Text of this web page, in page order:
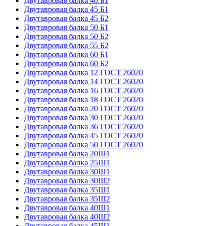
Двутавровая балка 45 Б1
Двутавровая балка 45 Б2
Двутавровая балка 50 Б1
Двутавровая балка 50 Б2
Двутавровая балка 55 Б2
Двутавровая балка 60 Б1
Двутавровая балка 60 Б2
Двутавровая балка 12 ГОСТ 26020
Двутавровая балка 14 ГОСТ 26020
Двутавровая балка 16 ГОСТ 26020
Двутавровая балка 18 ГОСТ 26020
Двутавровая балка 20 ГОСТ 26020
Двутавровая балка 30 ГОСТ 26020
Двутавровая балка 36 ГОСТ 26020
Двутавровая балка 45 ГОСТ 26020
Двутавровая балка 50 ГОСТ 26020
Двутавровая балка 20Ш1
Двутавровая балка 25Ш1
Двутавровая балка 30Ш1
Двутавровая балка 30Ш2
Двутавровая балка 35Ш1
Двутавровая балка 35Ш2
Двутавровая балка 40Ш1
Двутавровая балка 40Ш2